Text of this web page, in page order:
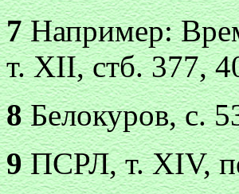
7Например:
т. XII, стб. 377,
8Белокуров, с.
9ПСРЛ, т. XIV,